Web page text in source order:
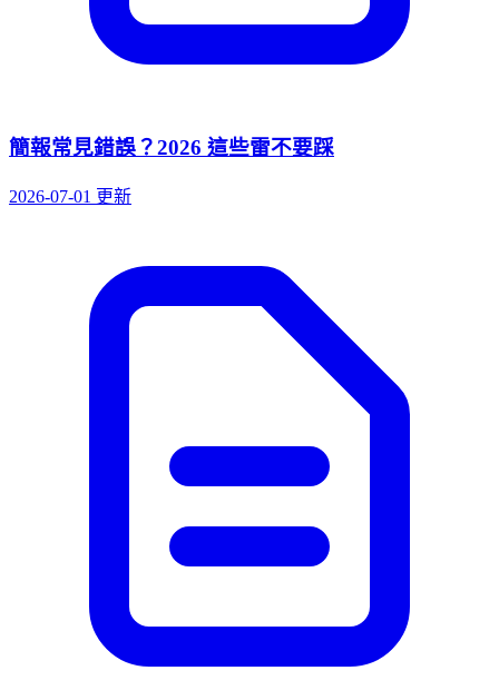
簡報常見錯誤？2026 這些雷不要踩
2026-07-01 更新